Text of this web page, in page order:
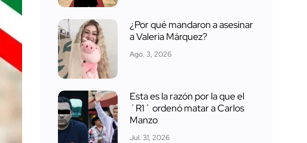
¿Por qué mandaron a asesinar
a Valeria Márquez?
Ago. 3, 2026
Esta es la razón por la que el
´R1´ ordenó matar a Carlos
Manzo
Jul. 31, 2026